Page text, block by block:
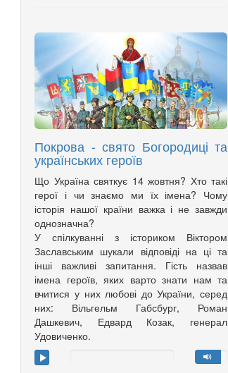
Покрова - свято Богородиці та
українських героїв
Що Україна святкує 14 жовтня? Хто такі
герої і чи знаємо ми їх імена? Чому
історія нашої країни важка і не завжди
однозначна?
У спілкуванні з істориком Віктором
Заславським шукали відповіді на ці та
інші важливі запитання. Гість назвав
імена героїв, яких варто знати нам та
вчитися у них любові до України, серед
них: Вільгельм Габсбург, Роман
Дашкевич, Едвард Козак, генерал
Удовиченко.